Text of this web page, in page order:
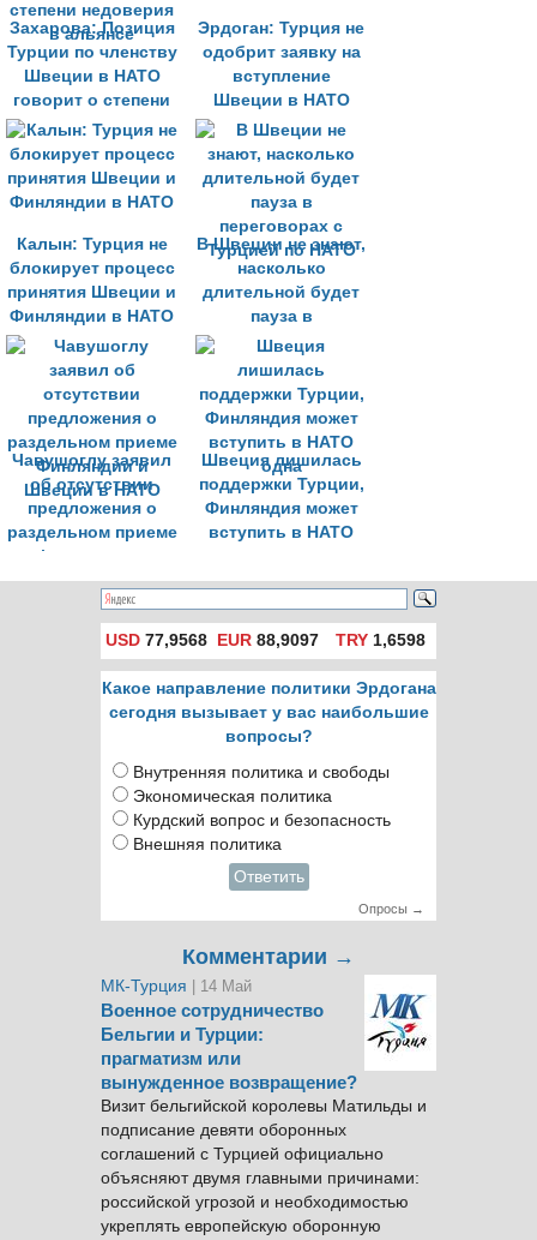
Захарова: Позиция
Турции по членству
Швеции в НАТО
говорит о степени
недоверия в
альянсе
Эрдоган: Турция не
одобрит заявку на
вступление
Швеции в НАТО
Калын: Турция не
блокирует процесс
принятия Швеции и
Финляндии в НАТО
В Швеции не знают,
насколько
длительной будет
пауза в
переговорах с
Турцией по НАТО
Чавушоглу заявил
об отсутствии
предложения о
раздельном приеме
Финляндии и
Швеции в НАТО
Швеция лишилась
поддержки Турции,
Финляндия может
вступить в НАТО
USD 77,9568 EUR 88,9097 TRY1,6598
Какое направление политики Эрдогана
сегодня вызывает у вас наибольшие
вопросы?
Внутренняя политика и свободы
Экономическая политика
Курдский вопрос и безопасность
Внешняя политика
Ответить
Опросы →
Комментарии →
МК-Турция | 14 Май
Военное сотрудничество
Бельгии и Турции:
прагматизм или
вынужденное возвращение?
Визит бельгийской королевы Матильды и
подписание девяти оборонных
соглашений с Турцией официально
объясняют двумя главными причинами:
российской угрозой и необходимостью
укреплять европейскую оборонную